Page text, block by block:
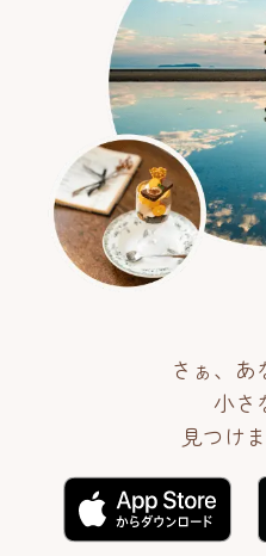
さぁ、あ
小さ
見つけ